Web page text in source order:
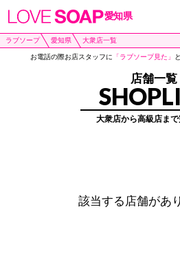
愛知県
ラブソープ 愛知県 大衆店一覧
お電話の際お店スタッフに 「ラブソープ見た」
店舗一覧
大衆店から高級店ま
該当する店舗があ